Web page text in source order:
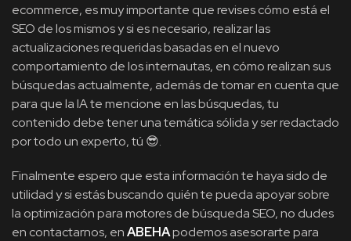
ecommerce, es muy importante que revises cómo está el
SEO de los mismos y si es necesario, realizar las
actualizaciones requeridas basadas en el nuevo
comportamiento de los internautas, en cómo realizan sus
búsquedas actualmente, además de tomar en cuenta que
para que la IA te mencione en las búsquedas, tu
contenido debe tener una temática sólida y ser redactado
por todo un experto, tú 😎.
Finalmente espero que esta información te haya sido de
utilidad y si estás buscando quién te pueda apoyar sobre
la optimización para motores de búsqueda SEO, no dudes
en contactarnos, enABEHApodemos asesorarte para